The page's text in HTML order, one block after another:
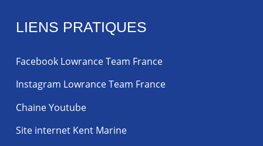
LIENS PRATIQUES
Facebook Lowrance Team France
Instagram Lowrance Team France
Chaine Youtube
Site internet Kent Marine